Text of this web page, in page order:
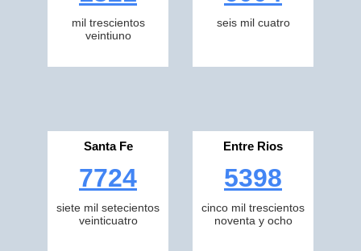
mil trescientos
veintiuno
seis mil cuatro
Santa Fe
7724
siete mil setecientos
veinticuatro
Entre Rios
5398
cinco mil trescientos
noventa y ocho